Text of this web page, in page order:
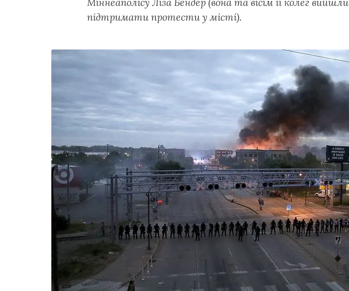
підтримати протести у місті).